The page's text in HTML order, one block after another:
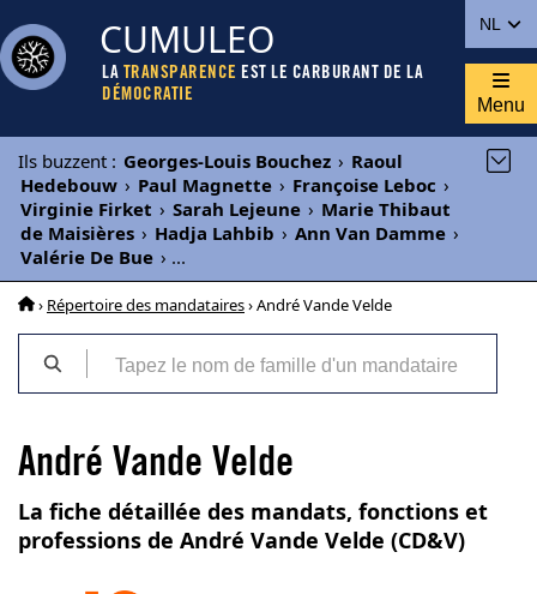
NL
CUMULEO
LA TRANSPARENCE EST LE CARBURANT DE LA
DÉMOCRATIE
Menu
Ils buzzent : Georges-Louis Bouchez › Raoul
Hedebouw › Paul Magnette › Françoise Leboc ›
Virginie Firket › Sarah Lejeune › Marie Thibaut
de Maisières › Hadja Lahbib › Ann Van Damme ›
Valérie De Bue › ...
› Répertoire des mandataires› André Vande Velde
André Vande Velde
La fiche détaillée des mandats, fonctions et
professions de André Vande Velde (CD&V)